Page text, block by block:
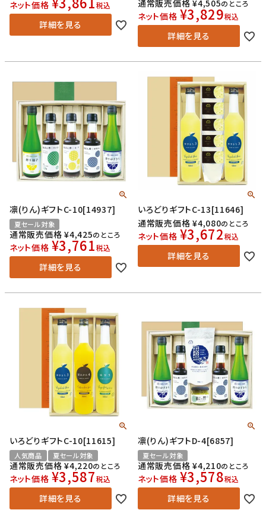
ネット価格 税込
詳細を見る
通常販売価格 ¥4,505のところ
ネット価格 ¥3,829税込
詳細を見る
凛(りん)ギフトC-10[14937]
夏セール対象
通常販売価格 ¥4,425のところ
ネット価格 ¥3,761税込
詳細を見る
いろどりギフトC-13[11646]
通常販売価格 ¥4,080のところ
ネット価格 ¥3,672税込
詳細を見る
いろどりギフトC-10[11615]
人気商品 夏セール対象
通常販売価格 ¥4,220のところ
ネット価格 ¥3,587税込
詳細を見る
凛(りん)ギフトD-4[6857]
夏セール対象
通常販売価格 ¥4,210のところ
ネット価格 ¥3,578税込
詳細を見る